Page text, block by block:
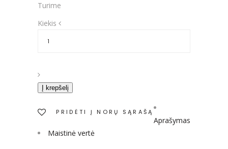
Turime
Kiekis
Kiekis
Į krepšelį
PRIDĖTI Į NORŲ SĄRAŠĄ
Aprašymas
Maistinė vertė